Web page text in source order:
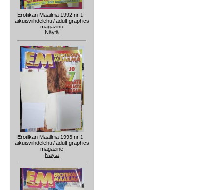
Erotiikan Maailma 1992 nr 1 -
aikuisviihdelehti / adult graphics
magazine
Näytä
Erotiikan Maailma 1993 nr 1 -
aikuisviihdelehti / adult graphics
magazine
Näytä